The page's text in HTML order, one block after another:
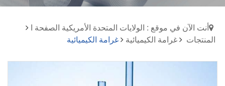
أنت الآن في موقع : الولايات المتحدة الأمريكية الصفحة ا
المنتجات
غرامة الكيميائية غرامة الكيميائية